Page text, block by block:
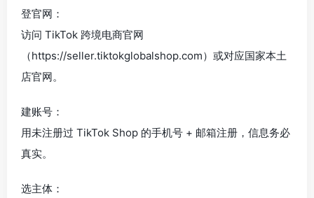
登官网：
访问 TikTok 跨境电商官网
（https://seller.tiktokglobalshop.com）或对应国家本土
店官网。
建账号：
用未注册过 TikTok Shop 的手机号 + 邮箱注册，信息务必
真实。
选主体：